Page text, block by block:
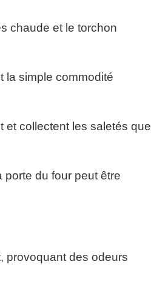
chaude et le torchon
la simple commodité
et collectent les saletés que
du four peut être
provoquant des odeurs